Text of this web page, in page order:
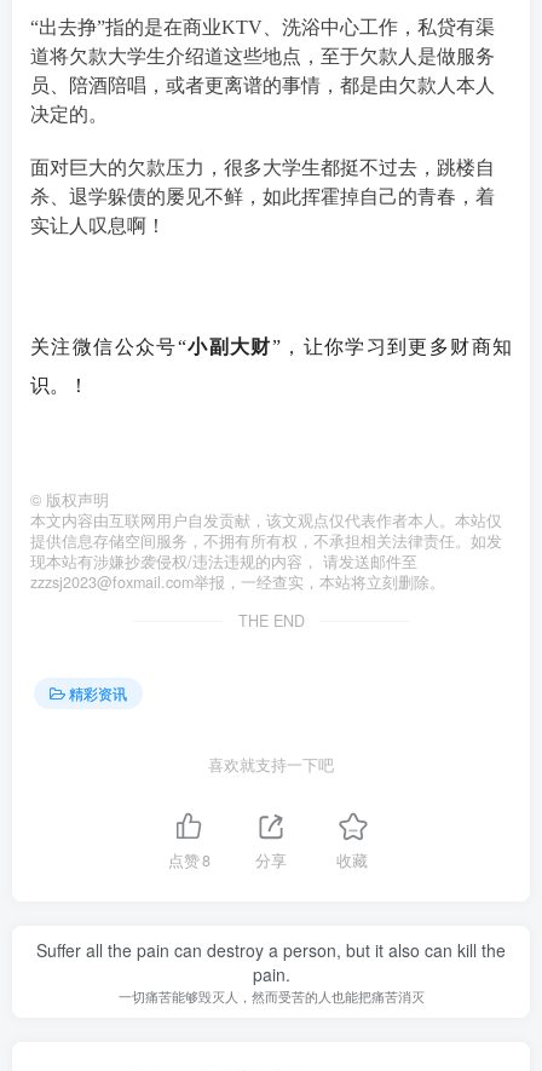
“出去挣”指的是在商业KTV、洗浴中心工作，私贷有渠
道将欠款大学生介绍道这些地点，至于欠款人是做服务
员、陪酒陪唱，或者更离谱的事情，都是由欠款人本人
决定的。
面对巨大的欠款压力，很多大学生都挺不过去，跳楼自
杀、退学躲债的屡见不鲜，如此挥霍掉自己的青春，着
实让人叹息啊！
关注微信公众号“小副大财”，让你学习到更多财商知
识。！
© 版权声明
本文内容由互联网用户自发贡献，该文观点仅代表作者本人。本站仅
提供信息存储空间服务，不拥有所有权，不承担相关法律责任。如发
现本站有涉嫌抄袭侵权/违法违规的内容， 请发送邮件至
zzzsj2023@foxmail.com举报，一经查实，本站将立刻删除。
THE END
精彩资讯
喜欢就支持一下吧
点赞8 分享 收藏
Suffer all the pain can destroy a person, but it also can kill the
pain.
一切痛苦能够毁灭人，然而受苦的人也能把痛苦消灭